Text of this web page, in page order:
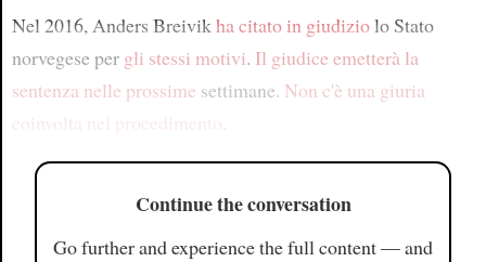
Nel 2016, Anders Breivikha citato in giudiziolo Stato
norvegese per gli stessi motivi. Il giudiceemetterà la
sentenza nelle prossime settimane. Non c'è una giuria
coinvolta
nel procedimento
Continue the conversation
Go further and experience the full content — and